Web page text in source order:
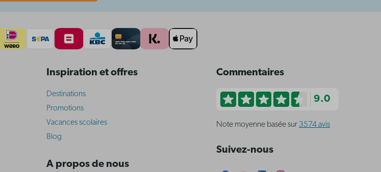
Inspiration et offres
Destinations
Promotions
Vacances scolaires
Blog
A propos de nous
Commentaires
9.0
Note moyenne basée sur 3574 avis
Suivez-nous